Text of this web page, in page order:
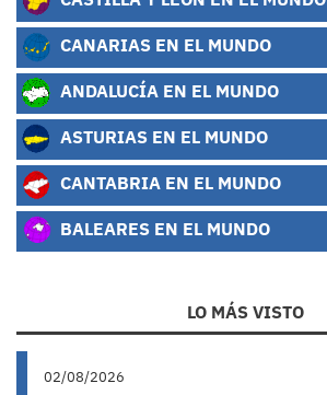
CANARIAS EN EL MUNDO
ANDALUCÍA EN EL MUNDO
ASTURIAS EN EL MUNDO
CANTABRIA EN EL MUNDO
BALEARES EN EL MUNDO
LO MÁS VISTO
02/08/2026